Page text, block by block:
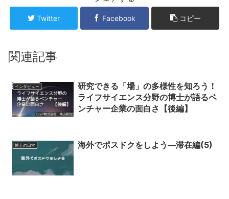
Twitter Facebook コピー
関連記事
インタビュー
研究できる「場」の多様性を知ろう！
ライフサイエンス分野の博士が語るベ
ンチャー企業の面白さ【後編】
博士の日常 海外でポスドクをしよう―滞在編(5)